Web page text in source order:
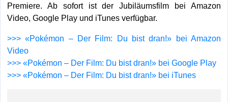
Premiere. Ab sofort ist der Jubiläumsfilm bei Amazon
Video, Google Play und iTunes verfügbar.
>>> «Pokémon – Der Film: Du bist dran!» bei Amazon
Video
>>> «Pokémon – Der Film: Du bist dran!» bei Google Play
>>> «Pokémon – Der Film: Du bist dran!» bei iTunes